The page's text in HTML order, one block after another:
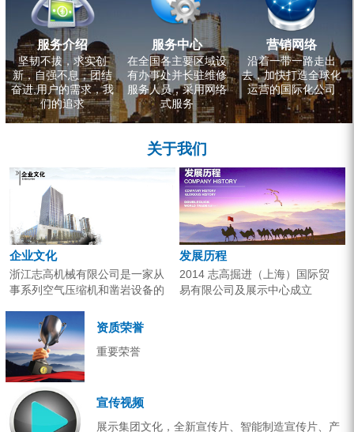
服务介绍
坚韧不拔，求实创
新，自强不息，团结
奋进,用户的需求，我
们的追求
服务中心
在全国各主要区域设
有办事处并长驻维修
服务人员，采用网络
式服务
营销网络
沿着一带一路走出
去，加快打造全球化
运营的国际化公司
关于我们
企业文化
浙江志高机械有限公司是一家从
事系列空气压缩机和凿岩设备的
的专业机构。产品广泛应用于工
业气源、各类矿山开采和工程项
目建设。企业以技术开发为核
心，...
发展历程
2014 志高掘进（上海）国际贸
易有限公司及展示中心成立
资质荣誉
重要荣誉
宣传视频
展示集团文化，全新宣传片、智能制造宣传片、产